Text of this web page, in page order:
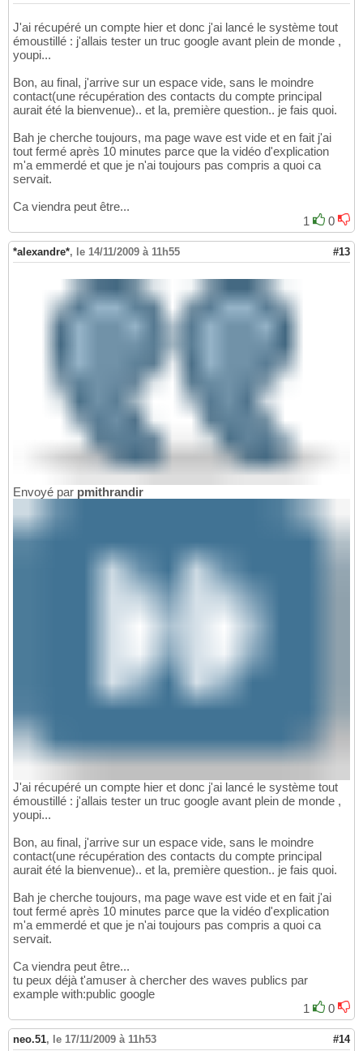
J'ai récupéré un compte hier et donc j'ai lancé le système tout
émoustillé : j'allais tester un truc google avant plein de monde ,
youpi...
Bon, au final, j'arrive sur un espace vide, sans le moindre
contact(une récupération des contacts du compte principal
aurait été la bienvenue).. et la, première question.. je fais quoi.
Bah je cherche toujours, ma page wave est vide et en fait j'ai
tout fermé après 10 minutes parce que la vidéo d'explication
m'a emmerdé et que je n'ai toujours pas compris a quoi ca
servait.
Ca viendra peut être...
1
0
*alexandre*, le 14/11/2009 à 11h55 #13
Envoyé par pmithrandir
J'ai récupéré un compte hier et donc j'ai lancé le système tout
émoustillé : j'allais tester un truc google avant plein de monde ,
youpi...
Bon, au final, j'arrive sur un espace vide, sans le moindre
contact(une récupération des contacts du compte principal
aurait été la bienvenue).. et la, première question.. je fais quoi.
Bah je cherche toujours, ma page wave est vide et en fait j'ai
tout fermé après 10 minutes parce que la vidéo d'explication
m'a emmerdé et que je n'ai toujours pas compris a quoi ca
servait.
Ca viendra peut être...
tu peux déjà t'amuser à chercher des waves publics par
example with:public google
1
0
neo.51, le 17/11/2009 à 11h53 #14